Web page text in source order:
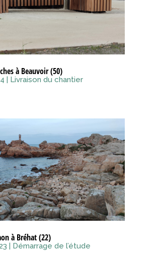
à Beauvoir (50)
| Livraison du chantier
à Bréhat (22)
| Démarrage de l’étude